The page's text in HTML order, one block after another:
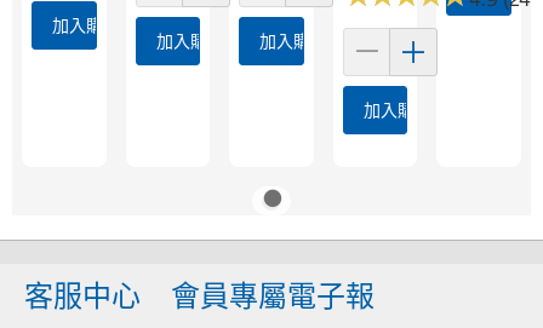
加入購物車
加入購物車 加入購物車
加入購物車
客服中心 會員專屬電子報